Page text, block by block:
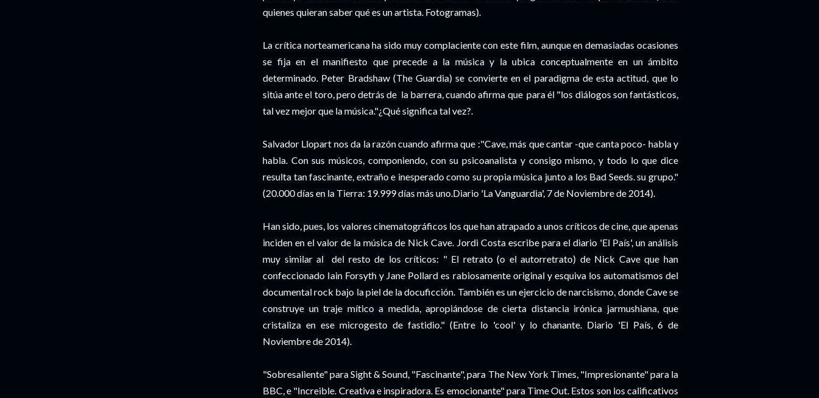
quienes quieran saber qué es un artista. Fotogramas).
La crítica norteamericana ha sido muy complaciente con este film, aunque en demasiadas ocasiones
se fija en el manifiesto que precede a la música y la ubica conceptualmente en un ámbito
determinado. Peter Bradshaw (The Guardia) se convierte en el paradigma de esta actitud, que lo
sitúa ante el toro, pero detrás de la barrera, cuando afirma que para él "los diálogos son fantásticos,
tal vez mejor que la música."¿Qué significa tal vez?.
Salvador Llopart nos da la razón cuando afirma que :"Cave, más que cantar -que canta poco- habla y
habla. Con sus músicos, componiendo, con su psicoanalista y consigo mismo, y todo lo que dice
resulta tan fascinante, extraño e inesperado como su propia música junto a los Bad Seeds. su grupo."
(20.000 días en la Tierra: 19.999 días más uno.Diario 'La Vanguardia', 7 de Noviembre de 2014).
Han sido, pues, los valores cinematográficos los que han atrapado a unos críticos de cine, que apenas
inciden en el valor de la música de Nick Cave. Jordi Costa escribe para el diario 'El País', un análisis
muy similar al del resto de los críticos: " El retrato (o el autorretrato) de Nick Cave que han
confeccionado Iain Forsyth y Jane Pollard es rabiosamente original y esquiva los automatismos del
documental rock bajo la piel de la docuficción. También es un ejercicio de narcisismo, donde Cave se
construye un traje mítico a medida, apropiándose de cierta distancia irónica jarmushiana, que
cristaliza en ese microgesto de fastidio." (Entre lo 'cool' y lo chanante. Diario 'El País, 6 de
Noviembre de 2014).
"Sobresaliente" para Sight & Sound, "Fascinante", para The New York Times, "Impresionante" para la
BBC, e "Increible. Creativa e inspiradora. Es emocionante" para Time Out. Estos son los calificativos